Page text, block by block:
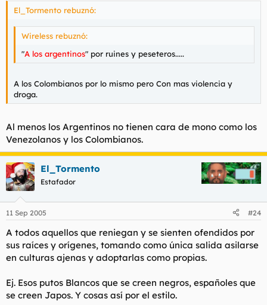
El_Tormento rebuznó:
Wireless rebuznó:
"A los argentinos" por ruines y peseteros.....
A los Colombianos por lo mismo pero Con mas violencia y
droga.
Al menos los Argentinos no tienen cara de mono como los
Venezolanos y los Colombianos.
El_Tormento
Estafador
11 Sep 2005 #24
A todos aquellos que reniegan y se sienten ofendidos por
sus raíces y orígenes, tomando como única salida asilarse
en culturas ajenas y adoptarlas como propias.
Ej. Esos putos Blancos que se creen negros, españoles que
se creen Japos. Y cosas así por el estilo.